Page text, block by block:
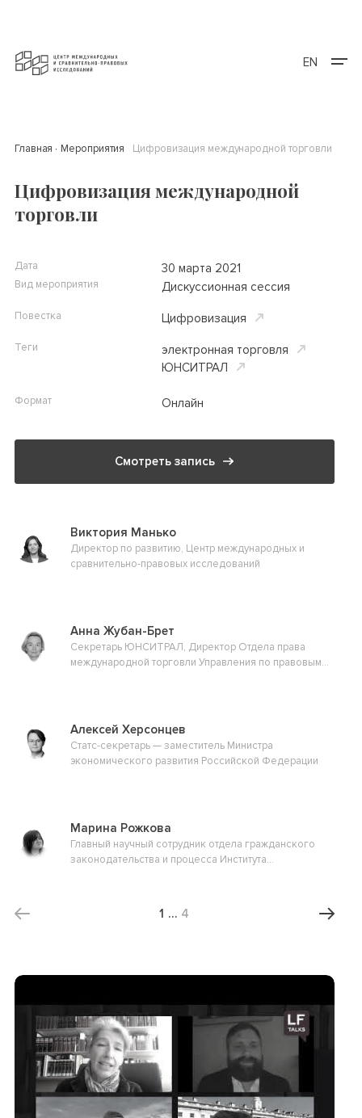
EN
Главная Мероприятия Цифровизация международной торговли
Цифровизация международной
торговли
Виктория Манько
Директор по развитию, Центр международных и
сравнительно-правовых исследований
Анна Жубан-Брет
Секретарь ЮНСИТРАЛ, Директор Отдела права
международной торговли Управления по правовым
Алексей Херсонцев
Статс-секретарь — заместитель Министра
экономического развития Российской Федерации
Марина Рожкова
Главный научный сотрудник отдела гражданского
законодательства и процесса Института
1 … 4
Дата 30 марта 2021
Вид мероприятия Дискуссионная сессия
Повестка Цифровизация
Теги
электронная торговля
ЮНСИТРАЛ
Формат Онлайн
Смотреть запись